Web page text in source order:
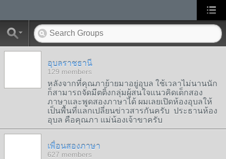
อุบลราชธานี
129 members
หลังจากที่คุณภาย้ายมาอยู่อุบล ใช้เวลาไม่นานนัก
ก็สามารถจัดมีตติ้งกลุ่มผู้สนใจแนวคิดเด็กสอง
ภาษาและพูดสองภาษาได้ ผมเลยเปิดห้องอุบลให้
เป็นพื้นที่แลกเปลี่ยนข่าวสารกันครับ ประธานห้อง
อุบล คือคุณภา แม่น้องเจ้าขาครับ
เพื่อนสองภาษา
627 members